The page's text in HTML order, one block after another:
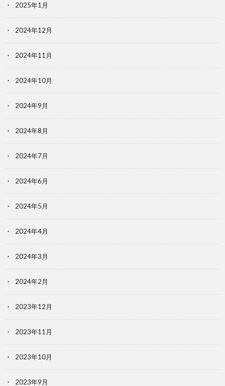
2025年1月
2024年12月
2024年11月
2024年10月
2024年9月
2024年8月
2024年7月
2024年6月
2024年5月
2024年4月
2024年3月
2024年2月
2023年12月
2023年11月
2023年10月
2023年9月